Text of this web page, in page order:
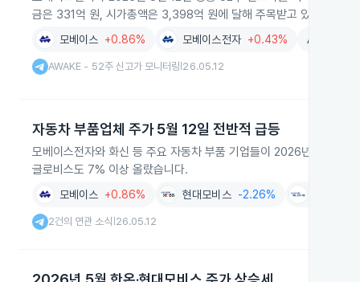
금은 331억 원, 시가총액은 3,398억 원에 달해 주목받고 있습니다.
모베이스 +0.86% 모베이스전자 +0.43% AWAKE -
AWAKE - 52주 신고가 모니터링 26.05.12
자동차 부품업체 주가 5월 12일 전반적 급등
모베이스전자와 화신 등 주요 자동차 부품 기업들이 2026년 5월 12
글로비스도 7% 이상 올랐습니다.
모베이스 +0.86% 현대모비스 -2.26%
2건의 연관 소식 26.05.12